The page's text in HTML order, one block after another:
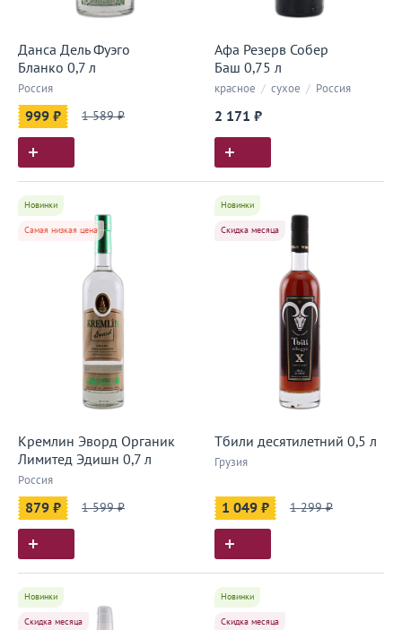
Данса Дель Фуэго
Бланко 0,7 л
Россия
999 ₽ 1 589 ₽
Афа Резерв Собер
Баш 0,75 л
красное / сухое / Россия
2 171 ₽
Новинки
Самая низкая цена
Кремлин Эворд Органик
Лимитед Эдишн 0,7 л
Россия
879 ₽ 1 599 ₽
Новинки
Скидка месяца
Тбили десятилетний 0,5 л
Грузия
1 049 ₽ 1 299 ₽
Новинки
Скидка месяца
Новинки
Скидка месяца